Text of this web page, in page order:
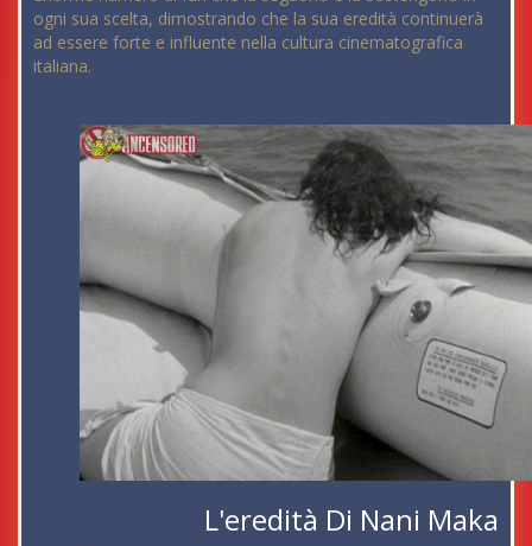
ogni sua scelta, dimostrando che la sua eredità continuerà
ad essere forte e influente nella cultura cinematografica
italiana.
L'eredità Di Nani Maka